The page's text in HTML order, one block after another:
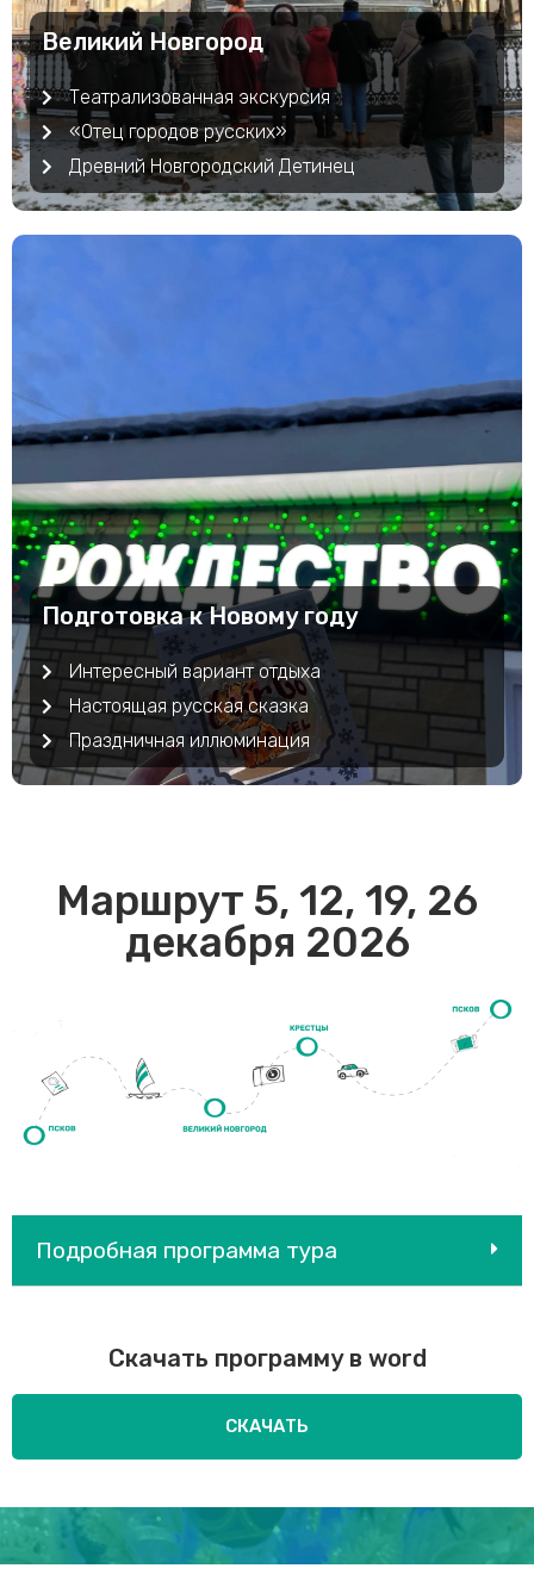
Великий Новгород
Театрализованная экскурсия
«Отец городов русских»
Древний Новгородский Детинец
Подготовка к Новому году
Интересный вариант отдыха
Настоящая русская сказка
Праздничная иллюминация
Маршрут 5, 12, 19, 26
декабря 2026
Подробная программа тура
Скачать программу в word
СКАЧАТЬ